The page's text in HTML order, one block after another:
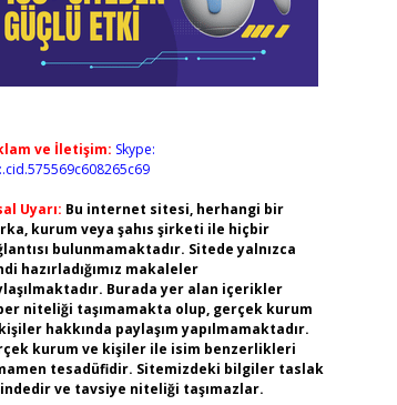
ve İletişim: Skype:
Uyarı: Bu internet sitesi, herhangi bir
kurum veya şahıs şirketi ile hiçbir
bulunmamaktadır. Sitede yalnızca
hazırladığımız makaleler
Burada yer alan içerikler
niteliği taşımamakta olup, gerçek kurum
hakkında paylaşım yapılmamaktadır.
kurum ve kişiler ile isim benzerlikleri
tesadüfidir. Sitemizdeki bilgiler taslak
ve tavsiye niteliği taşımazlar.